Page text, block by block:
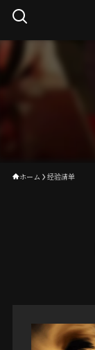
ホーム 经验清单